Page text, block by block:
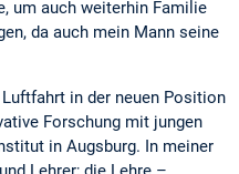
um auch weiterhin Familie
da auch mein Mann seine
in der neuen Position
Forschung mit jungen
in Augsburg. In meiner